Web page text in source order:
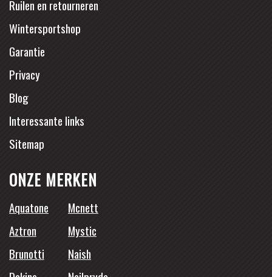
Ruilen en retourneren
Wintersportshop
Garantie
Privacy
Blog
Interessante links
Sitemap
ONZE MERKEN
Aquatone
Mcnett
Aztron
Mystic
Brunotti
Naish